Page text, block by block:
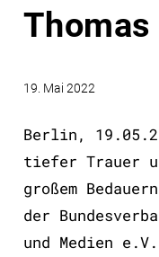
19. Mai 2022
Berlin,
tiefer Trauer
großem
der
und Medien